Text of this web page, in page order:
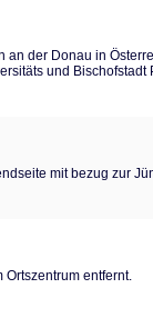
an der Donau in
und Bischofstadt
mit bezug zur
Ortszentrum entfernt.